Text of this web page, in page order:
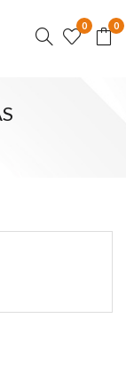
0 0